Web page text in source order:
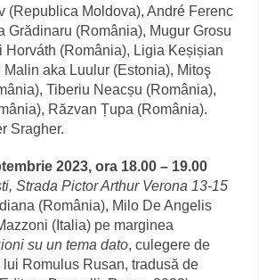
(Republica Moldova), André Ferenc
Grădinaru (România), Mugur Grosu
Horváth (România), Ligia Keșișian
Malin aka Luulur (Estonia), Mitoş
Tiberiu Neacșu (România),
Răzvan Țupa (România).
Sragher.
2023, ora 18.00 – 19.00
Strada Pictor Arthur Verona 13-15
(România), Milo De Angelis
(Italia) pe marginea
su un tema dato, culegere de
Romulus Rusan, tradusă de